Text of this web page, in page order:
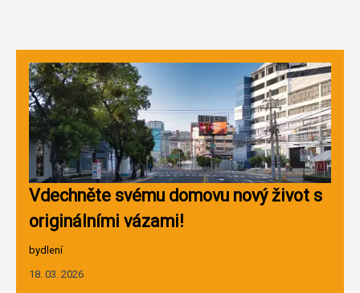
Vdechněte svému domovu nový život s
originálními vázami!
bydlení
18. 03. 2026